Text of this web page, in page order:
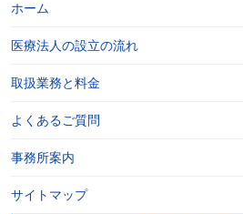
ホーム
医療法人の設立の流れ
取扱業務と料金
よくあるご質問
事務所案内
サイトマップ